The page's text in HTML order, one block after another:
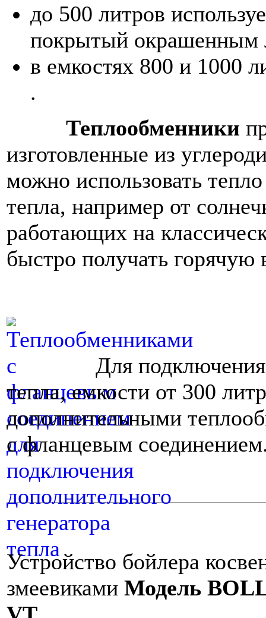
до 500 литров
покрытый окрашенным
в емкостях 800 и 1000
.
Теплообменники
изготовленные из
можно использовать
тепла, например от
работающих на
быстро получать горячую
Для подключения
тепла, емкости от 300
дополнительными
с фланцевым
Устройство бойлера
змеевиками Модель